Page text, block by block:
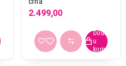
2.499,00